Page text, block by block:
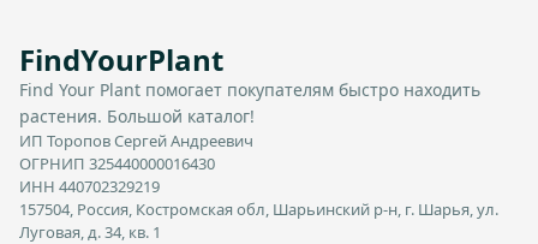
FindYourPlant
Find Your Plant помогает покупателям быстро находить
растения. Большой каталог!
ИП Торопов Сергей Андреевич
ОГРНИП 325440000016430
ИНН 440702329219
157504, Россия, Костромская обл, Шарьинский р-н, г. Шарья, ул.
Луговая, д. 34, кв. 1